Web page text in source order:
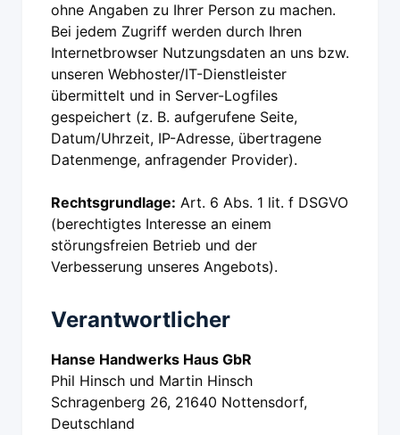
ohne Angaben zu Ihrer Person zu machen.
Bei jedem Zugriff werden durch Ihren
Internetbrowser Nutzungsdaten an uns bzw.
unseren Webhoster/IT-Dienstleister
übermittelt und in Server-Logfiles
gespeichert (z. B. aufgerufene Seite,
Datum/Uhrzeit, IP-Adresse, übertragene
Datenmenge, anfragender Provider).
Rechtsgrundlage: Art. 6 Abs. 1 lit. f DSGVO
(berechtigtes Interesse an einem
störungsfreien Betrieb und der
Verbesserung unseres Angebots).
Verantwortlicher
Hanse Handwerks Haus GbR
Phil Hinsch und Martin Hinsch
Schragenberg 26, 21640 Nottensdorf,
Deutschland